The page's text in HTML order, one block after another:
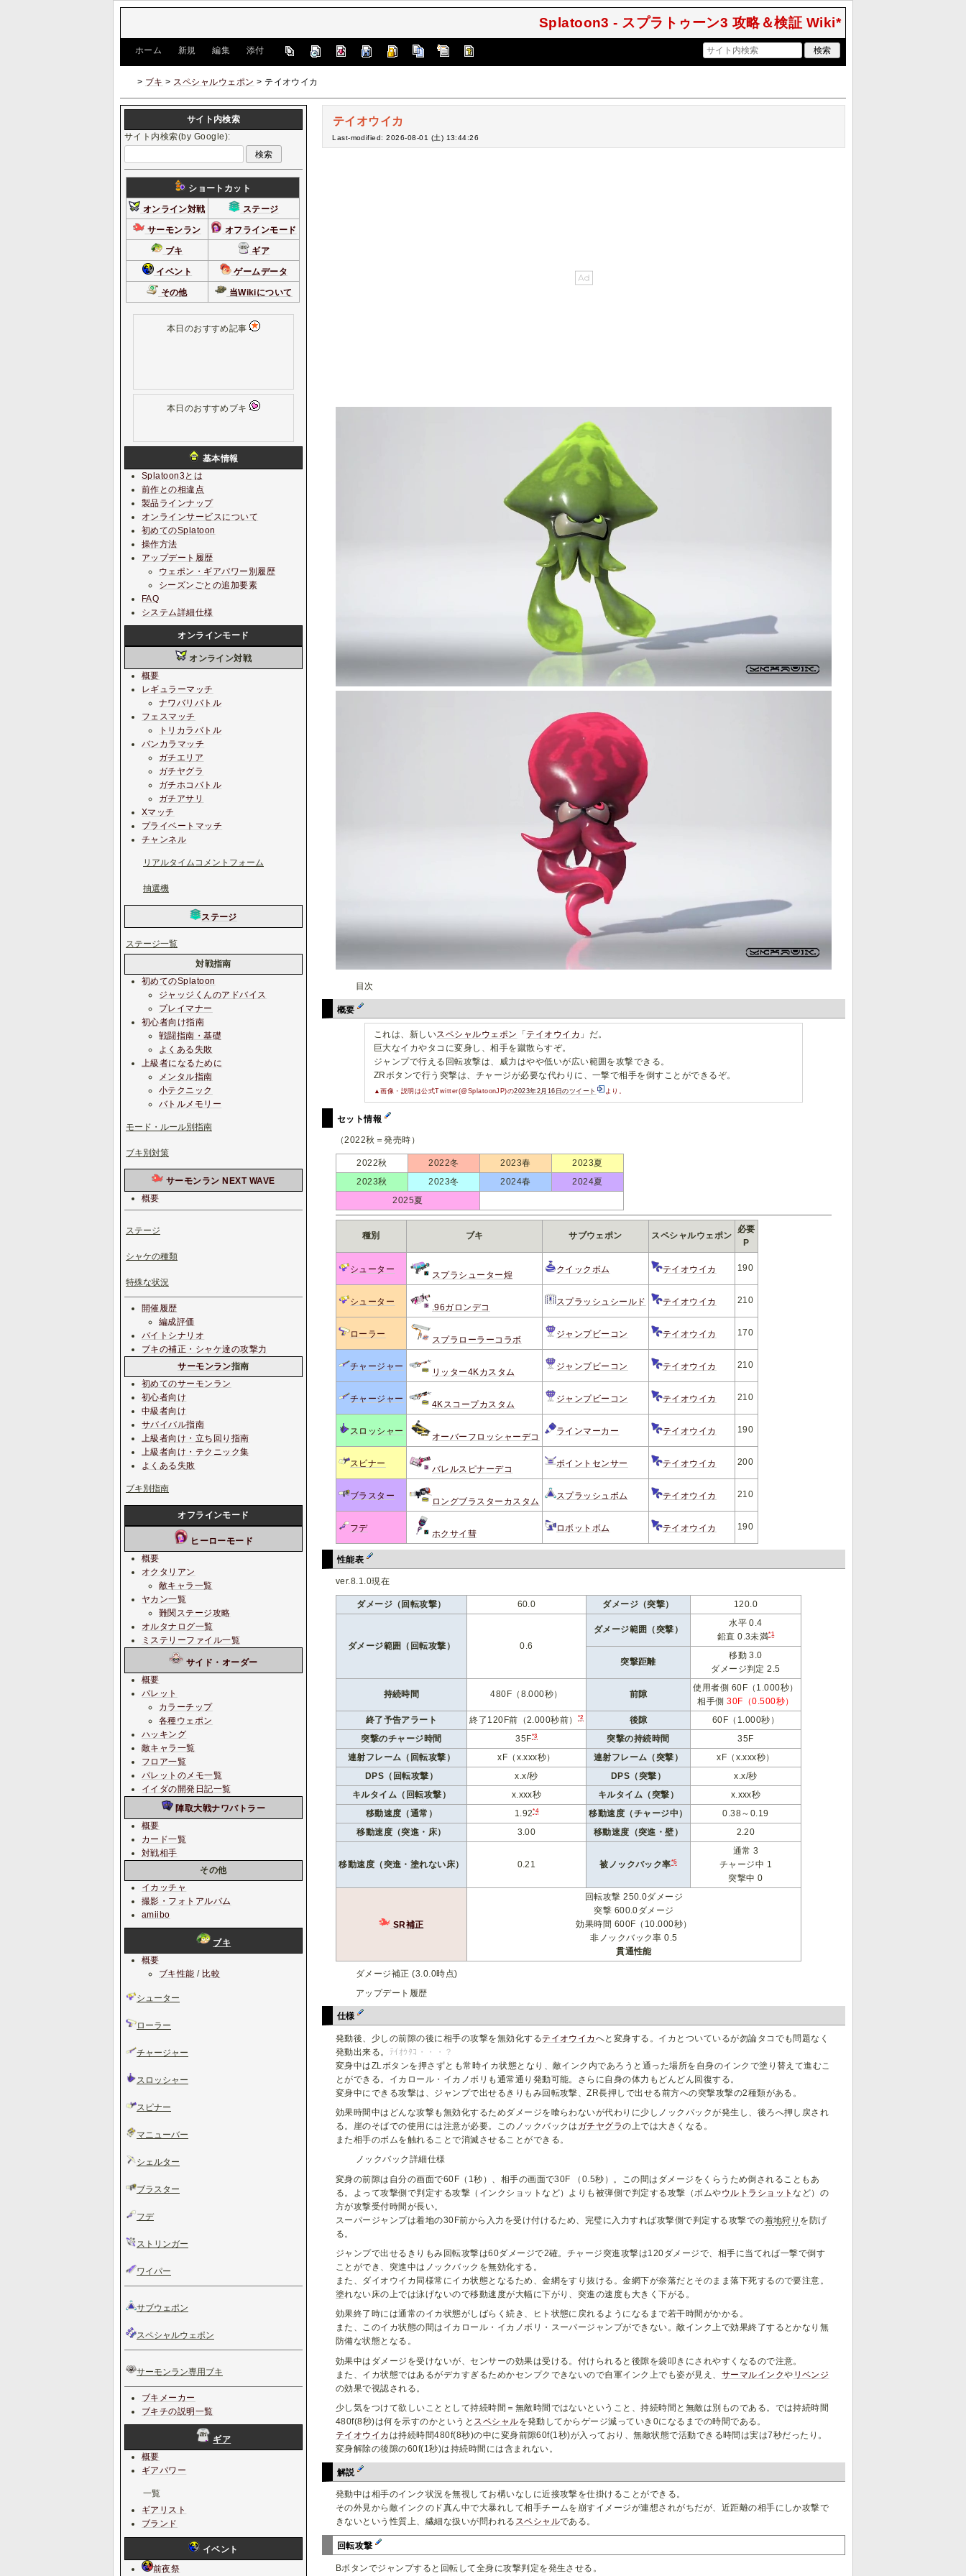
Splatoon3 - スプラトゥーン3 攻略＆検証 Wiki*
ホーム 新規 編集 添付
> ブキ > スペシャルウェポン > テイオウイカ
テイオウイカ
Last-modified: 2026-08-01 (土) 13:44:26
目次
概要
これは、新しいスペシャルウェポン 「テイオウイカ 」だ。
巨大なイカやタコに変身し、相手を蹴散らすぞ。
ジャンプで行える回転攻撃は、威力はやや低いが広い範囲を攻撃できる。
ZRボタンで行う突撃は、チャージが必要な代わりに、一撃で相手を倒すことができるぞ。
▲画像・説明は公式Twitter(@SplatoonJP)の2023年2月16日のツイート より。
セット情報
（2022秋＝発売時）
2022秋 2022冬 2023春
2023夏
2023秋
2023冬 2024春
2024夏
2025夏
種別 ブキ サブウェポン スペシャルウェポン
必要
P
シューター
スプラシューター煌
クイックボム テイオウイカ 190
シューター
.96ガロンデコ
スプラッシュシールド テイオウイカ 210
ローラー
スプラローラーコラボ
ジャンプビーコン テイオウイカ 170
チャージャー
リッター4Kカスタム
ジャンプビーコン テイオウイカ 210
チャージャー
4Kスコープカスタム
ジャンプビーコン テイオウイカ 210
スロッシャー
オーバーフロッシャーデコ
ラインマーカー テイオウイカ 190
スピナー
バレルスピナーデコ
ポイントセンサー テイオウイカ 200
ブラスター
ロングブラスターカスタム
スプラッシュボム テイオウイカ 210
フデ
ホクサイ彗
ロボットボム テイオウイカ 190
性能表
ver.8.1.0現在
ダメージ（回転攻撃） 60.0 ダメージ（突撃） 120.0
ダメージ範囲（回転攻撃） 0.6
ダメージ範囲（突撃）
水平 0.4
鉛直 0.3未満*1
突撃距離
移動 3.0
ダメージ判定 2.5
持続時間 480F（8.000秒） 前隙
使用者側 60F（1.000秒）
相手側30F（0.500秒）
終了予告アラート
終了120F前（2.000秒前） *2 後隙
60F（1.000秒）
突撃のチャージ時間
35F*3 突撃の持続時間
35F
連射フレーム（回転攻撃）
xF（x.xxx秒） 連射フレーム（突撃）
xF（x.xxx秒）
DPS（回転攻撃）
x.x/秒 DPS（突撃）
x.x/秒
キルタイム（回転攻撃）
x.xxx秒 キルタイム（突撃）
x.xxx秒
移動速度（通常）
1.92*4 移動速度（チャージ中）
0.38～0.19
移動速度（突進・床）
3.00 移動速度（突進・壁） 2.20
移動速度（突進・塗れない床） 0.21 被ノックバック率*5
通常 3
チャージ中 1
突撃中 0
SR補正
回転攻撃 250.0ダメージ
突撃 600.0ダメージ
効果時間 600F（10.000秒）
非ノックバック率 0.5
貫通性能
ダメージ補正 (3.0.0時点)
アップデート履歴
仕様
発動後、少しの前隙の後に相手の攻撃を無効化するテイオウイカ へと変身する。イカとついているが勿論タコでも問題なく
発動出来る。 ﾃｲｵｳﾀｺ・・・？
変身中はZLボタンを押さずとも常時イカ状態となり、敵インク内であろうと通った場所を自身のインクで塗り替えて進むこ
とができる。イカロール・イカノボリも通常通り発動可能。さらに自身の体力もどんどん回復する。
変身中にできる攻撃は、ジャンプで出せるきりもみ回転攻撃、ZR長押しで出せる前方への突撃攻撃の2種類がある。
効果時間中はどんな攻撃も無効化するためダメージを喰らわないが代わりに少しノックバックが発生し、後ろへ押し戻され
る。崖のそばでの使用には注意が必要。このノックバックは ガチヤグラの上では大きくなる。
また相手のボムを触れることで消滅させることができる。
ノックバック詳細仕様
変身の前隙は自分の画面で60F（1秒）、相手の画面で30F （0.5秒）。この間はダメージをくらうため倒されることもあ
る。よって攻撃側で判定する攻撃（インクショットなど）よりも被弾側で判定する攻撃（ボムやウルトラショットなど）の
方が攻撃受付時間が長い。
スーパージャンプは着地の30F前から入力を受け付けるため、完璧に入力すれば攻撃側で判定する攻撃での着地狩り を防げ
る。
ジャンプで出せるきりもみ回転攻撃は60ダメージで2確。チャージ突進攻撃は120ダメージで、相手に当てれば一撃で倒す
ことができ、突進中はノックバックを無効化する。
また、ダイオウイカ同様常にイカ状態となるため、金網をすり抜ける。金網下が奈落だとそのまま落下死するので要注意。
塗れない床の上では泳げないので移動速度が大幅に下がり、突進の速度も大きく下がる。
効果終了時には通常のイカ状態がしばらく続き、ヒト状態に戻れるようになるまで若干時間がかかる。
また、このイカ状態の間はイカロール・イカノボリ・スーパージャンプができない。敵インク上で効果終了するとかなり無
防備な状態となる。
効果中はダメージを受けないが、センサーの効果は受ける。付けられると後隙を袋叩きにされやすくなるので注意。
また、イカ状態ではあるがデカすぎるためかセンプクできないので自軍インク上でも姿が見え、 サーマルインクや リベンジ
の効果で視認される。
少し気をつけて欲しいこととして持続時間＝無敵時間ではないということ、持続時間と無敵は別ものである。では持続時間
480f(8秒)は何を示すのかというと スペシャルを発動してからゲージ減っていき0になるまでの時間である。
テイオウイカ は持続時間480f(8秒)の中に変身前隙60f(1秒)が入っており、無敵状態で活動できる時間は実は7秒だったり。
変身解除の後隙の60f(1秒)は持続時間には含まれない。
解説
発動中は相手のインク状況を無視してお構いなしに近接攻撃を仕掛けることができる。
その外見から敵インクのド真ん中で大暴れして相手チームを崩すイメージが連想されがちだが、近距離の相手にしか攻撃で
きないという性質上、繊細な扱いが問われる スペシャルである。
回転攻撃
Bボタンでジャンプすると回転して全身に攻撃判定を発生させる。
サイト内検索
サイト内検索(by Google):
ショートカット
オンライン対戦 ステージ
サーモンラン オフラインモード
ブキ ギア
イベント ゲームデータ
その他 当Wikiについて
本日のおすすめ記事
本日のおすすめブキ
基本情報
Splatoon3とは
前作との相違点
製品ラインナップ
オンラインサービスについて
初めてのSplatoon
操作方法
アップデート履歴
ウェポン・ギアパワー別履歴
シーズンごとの追加要素
FAQ
システム詳細仕様
オンラインモード
オンライン対戦
概要
レギュラーマッチ
ナワバリバトル
フェスマッチ
トリカラバトル
バンカラマッチ
ガチエリア
ガチヤグラ
ガチホコバトル
ガチアサリ
Xマッチ
プライベートマッチ
チャンネル
リアルタイムコメントフォーム
抽選機
ステージ
ステージ一覧
対戦指南
初めてのSplatoon
ジャッジくんのアドバイス
プレイマナー
初心者向け指南
戦闘指南・基礎
よくある失敗
上級者になるために
メンタル指南
小テクニック
バトルメモリー
モード・ルール別指南
ブキ別対策
サーモンラン NEXT WAVE
概要
ステージ
シャケの種類
特殊な状況
開催履歴
編成評価
バイトシナリオ
ブキの補正・シャケ達の攻撃力
サーモンラン指南
初めてのサーモンラン
初心者向け
中級者向け
サバイバル指南
上級者向け・立ち回り指南
上級者向け・テクニック集
よくある失敗
ブキ別指南
オフラインモード
ヒーローモード
概要
オクタリアン
敵キャラ一覧
ヤカン一覧
難関ステージ攻略
オルタナログ一覧
ミステリーファイル一覧
サイド・オーダー
概要
パレット
カラーチップ
各種ウェポン
ハッキング
敵キャラ一覧
フロア一覧
パレットのメモ一覧
イイダの開発日記一覧
陣取大戦ナワバトラー
概要
カード一覧
対戦相手
その他
イカッチャ
撮影・フォトアルバム
amiibo
ブキ
概要
ブキ性能 / 比較
シューター
ローラー
チャージャー
スロッシャー
スピナー
マニューバー
シェルター
ブラスター
フデ
ストリンガー
ワイパー
サブウェポン
スペシャルウェポン
サーモンラン専用ブキ
ブキメーカー
ブキチの説明一覧
ギア
概要
ギアパワー
一覧
ギアリスト
ブランド
イベント
前夜祭